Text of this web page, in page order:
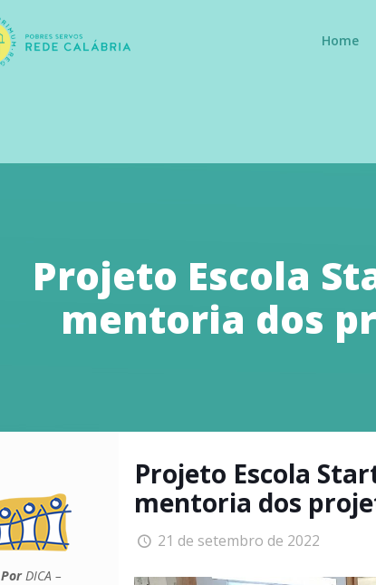
Home
Projeto Escola
mentoria dos
Projeto Escola
mentoria dos
21 de setembro de 2022
PorDICA –